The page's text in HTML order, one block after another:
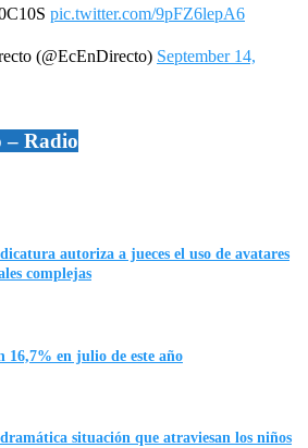
pic.twitter.com/9pFZ6lepA6
(@EcEnDirecto) September 14,
– Radio
autoriza a jueces el uso de avatares
complejas
16,7% en julio de este año
situación que atraviesan los niños